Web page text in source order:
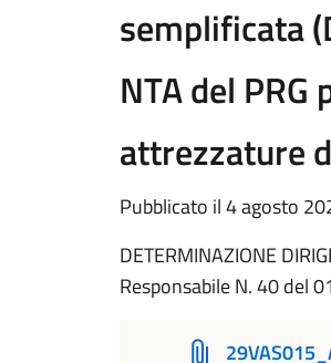
semplificata
NTA del
attrezzature
Pubblicato il 4 agosto
DETERMINAZIONE
Responsabile N. 40 del